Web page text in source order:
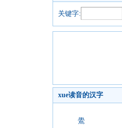
关键字:
xue读音的汉字
鷽